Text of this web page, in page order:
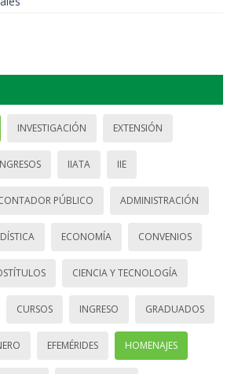
INVESTIGACIÓN EXTENSIÓN
IIATA IIE
PÚBLICO ADMINISTRACIÓN
ECONOMÍA CONVENIOS
CIENCIA Y TECNOLOGÍA
CURSOS INGRESO GRADUADOS
EFEMÉRIDES HOMENAJES